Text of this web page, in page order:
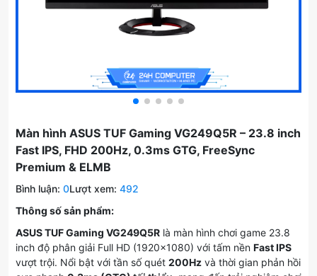
Màn hình ASUS TUF Gaming VG249Q5R – 23.8 inch
Fast IPS, FHD 200Hz, 0.3ms GTG, FreeSync
Premium & ELMB
Bình luận: 0Lượt xem: 492
Thông số sản phẩm:
ASUS TUF Gaming VG249Q5R là màn hình chơi game 23.8
inch độ phân giải Full HD (1920×1080) với tấm nền Fast IPS
vượt trội. Nổi bật với tần số quét 200Hz và thời gian phản hồi